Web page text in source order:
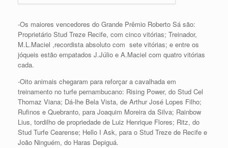
-Os maiores vencedores do Grande Prêmio Roberto Sá são:
Proprietário Stud Treze Recife, com cinco vitórias; Treinador,
M.L.Maciel ,recordista absoluto com sete vitórias; e entre os
jóqueis estão empatados J.Júlio e A.Maciel com quatro vitórias
cada.
-Oito animais chegaram para reforçar a cavalhada em
treinamento no turfe pernambucano: Rising Power, do Stud Cel
Thomaz Viana; Dá-lhe Bela Vista, de Arthur José Lopes Filho;
Rufinos e Quebranto, para Joaquim Moreira da Silva; Rainbow
Lius, tordilho de propriedade de Luiz Henrique Flores; Ritz, do
Stud Turfe Cearense; Hello I Ask, para o Stud Treze de Recife e
João Ninguém, do Haras Depiguá.